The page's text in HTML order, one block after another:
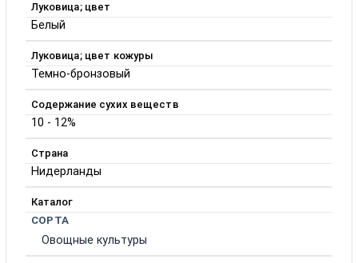
Луковица; цвет
Белый
Луковица; цвет кожуры
Темно-бронзовый
Содержание сухих веществ
10 - 12%
Страна
Нидерланды
Каталог
СОРТА
Овощные культуры